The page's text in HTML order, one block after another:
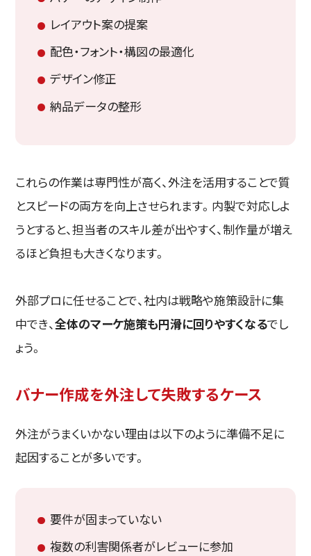
レイアウト案の提案
配色・フォント・構図の最適化
デザイン修正
納品データの整形
これらの作業は専門性が高く、外注を活用することで質
とスピードの両方を向上させられます。内製で対応しよ
うとすると、担当者のスキル差が出やすく、制作量が増え
るほど負担も大きくなります。
外部プロに任せることで、社内は戦略や施策設計に集
中でき、全体のマーケ施策も円滑に回りやすくなるでし
ょう。
バナー作成を外注して失敗するケース
外注がうまくいかない理由は以下のように準備不足に
起因することが多いです。
要件が固まっていない
複数の利害関係者がレビューに参加